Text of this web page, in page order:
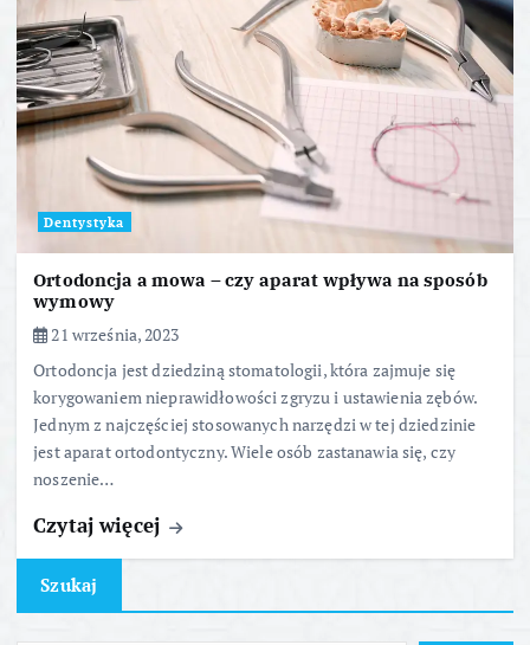
Dentystyka
Ortodoncja a mowa – czy aparat wpływa na sposób
wymowy
21 września, 2023
Ortodoncja jest dziedziną stomatologii, która zajmuje się
korygowaniem nieprawidłowości zgryzu i ustawienia zębów.
Jednym z najczęściej stosowanych narzędzi w tej dziedzinie
jest aparat ortodontyczny. Wiele osób zastanawia się, czy
noszenie…
Czytaj więcej
Szukaj